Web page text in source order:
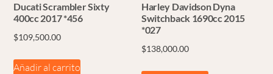
Ducati Scrambler Sixty
400cc 2017 *456
$109,500.00
Añadir al carrito
Harley Davidson Dyna
Switchback 1690cc 2015
*027
$138,000.00